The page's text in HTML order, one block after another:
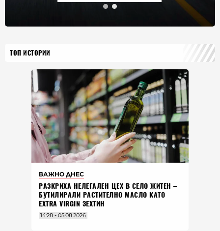
ТОП ИСТОРИИ
ВАЖНО ДНЕС
РАЗКРИХА НЕЛЕГАЛЕН ЦЕХ В СЕЛО ЖИТЕН –
БУТИЛИРАЛИ РАСТИТЕЛНО МАСЛО КАТО
EXTRA VIRGIN ЗЕХТИН
14:28 - 05.08.2026